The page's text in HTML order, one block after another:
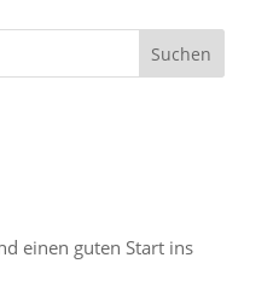
einen guten Start ins